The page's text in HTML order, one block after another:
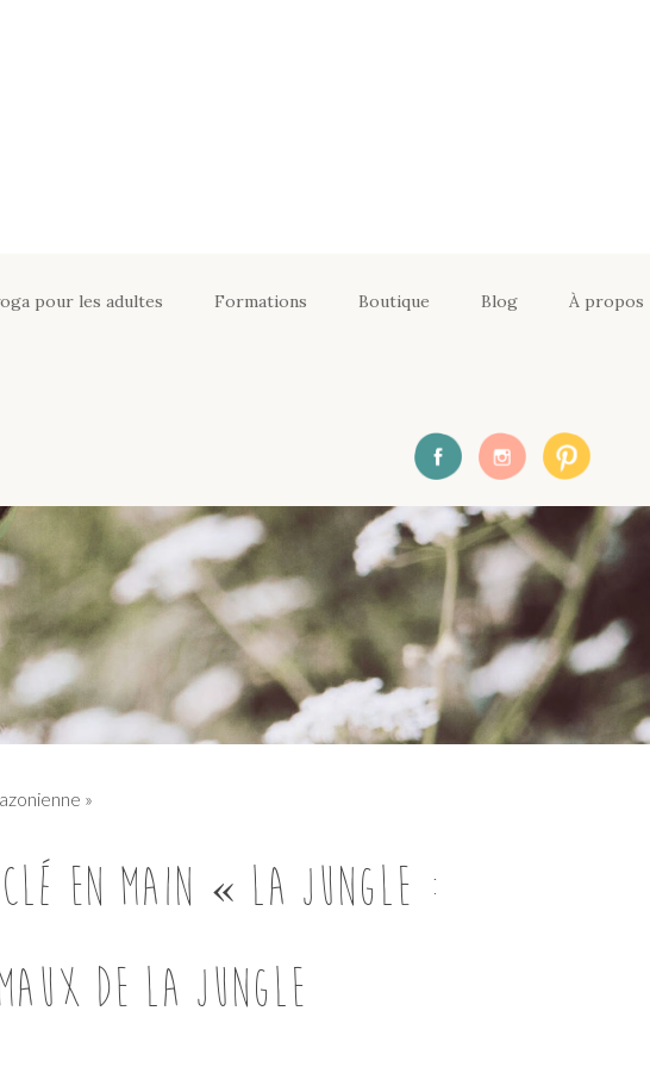
pour les adultes Formations
En équipe : Formations
Enfants
Boutique Blog À propos
»
clé en main « La Jungle :
de la jungle